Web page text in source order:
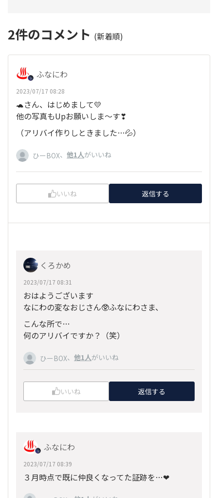
2件のコメント (新着順)
ふなにわ
2023/07/17 08:28
🐢さん、はじめまして💛
他の写真もUpお願いしま～す❣
（アリバイ作りしときました…💦）
ひーBOX、 他1人がいいね
いいね 返信する
くろかめ
2023/07/17 08:31
おはようございます
なにわの変なおじさん🥸ふなにわさま、
こんな所で…
何のアリバイですか？（笑）
ひーBOX、 他1人がいいね
いいね 返信する
ふなにわ
2023/07/17 08:39
３月時点で既に仲良くなってた証跡を…❤